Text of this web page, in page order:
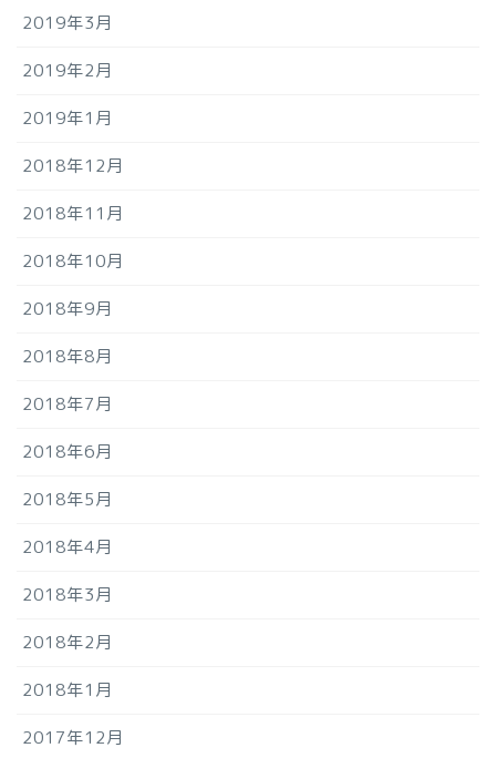
2019年3月
2019年2月
2019年1月
2018年12月
2018年11月
2018年10月
2018年9月
2018年8月
2018年7月
2018年6月
2018年5月
2018年4月
2018年3月
2018年2月
2018年1月
2017年12月